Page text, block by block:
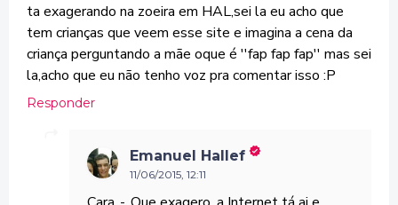
ta exagerando na zoeira em HAL,sei la eu acho que
tem crianças que veem esse site e imagina a cena da
criança perguntando a mãe oque é ''fap fap fap'' mas sei
la,acho que eu não tenho voz pra comentar isso :P
Responder
Emanuel Hallef
11/06/2015, 12:11